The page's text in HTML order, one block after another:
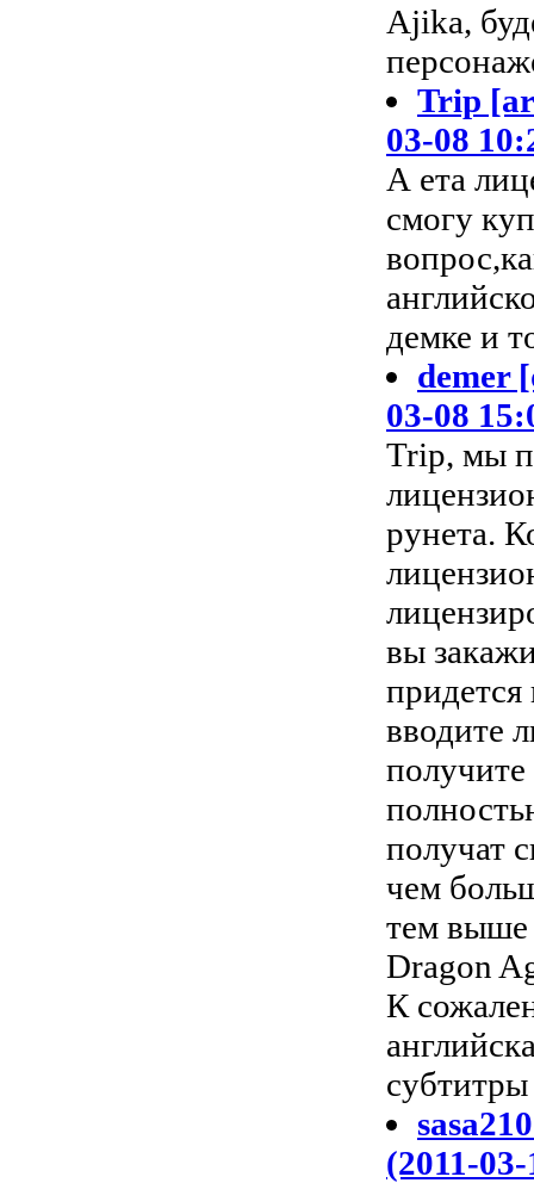
Ajika,
Trip
03-08
А ета
смогу
демке и
demer
03-08
Trip, мы
рунета.
вы
придется
вводите
получат
чем
тем выше
Dragon
К
субтитры
(2011-